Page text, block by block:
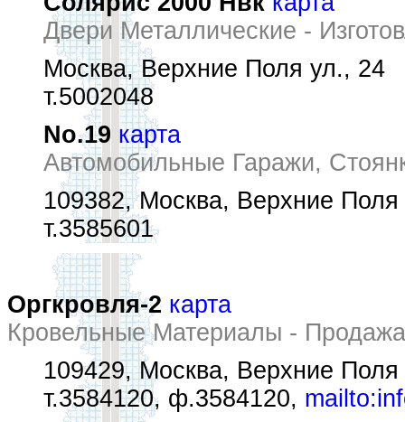
Двери Металлические -
Москва, Верхние Поля ул., 24
т.5002048
No.19 карта
Автомобильные Гаражи,
109382, Москва, Верхние Поля
т.3585601
Оргкровля-2 карта
Кровельные Материалы - Продажа
109429, Москва, Верхние
т.3584120, ф.3584120,